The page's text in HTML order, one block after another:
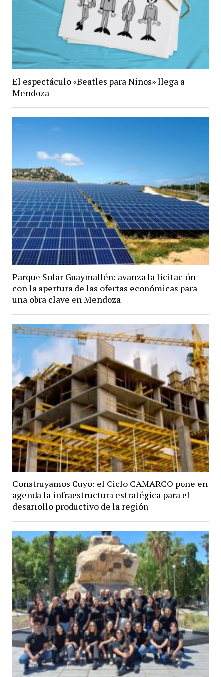
El espectáculo «Beatles para Niños» llega a
Mendoza
Parque Solar Guaymallén: avanza la licitación
con la apertura de las ofertas económicas para
una obra clave en Mendoza
Construyamos Cuyo: el Ciclo CAMARCO pone en
agenda la infraestructura estratégica para el
desarrollo productivo de la región